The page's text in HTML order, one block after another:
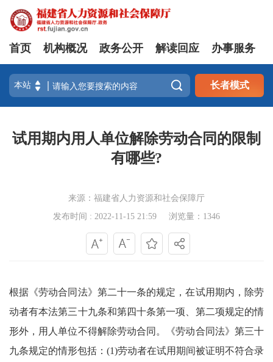
首页 机构概况 政务公开 解读回应 办事服务
 长者模式
试用期内用人单位解除劳动合同的限制
有哪些?
来源：福建省人力资源和社会保障厅
发布时间 : 2022-11-15 21:59
浏览量：1346
根据《劳动合同法》第二十一条的规定，在试用期内，除劳
动者有本法第三十九条和第四十条第一项、第二项规定的情
形外，用人单位不得解除劳动合同。《劳动合同法》第三十
九条规定的情形包括：(1)劳动者在试用期间被证明不符合录